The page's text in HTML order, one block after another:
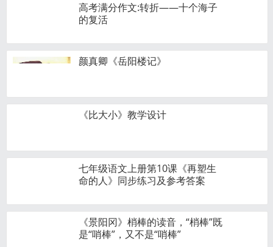
高考满分作文:转折——十个海子
的复活
颜真卿《岳阳楼记》
《比大小》教学设计
七年级语文上册第10课《再塑生
命的人》同步练习及参考答案
《景阳冈》梢棒的读音，“梢棒”既
是“哨棒”，又不是“哨棒”